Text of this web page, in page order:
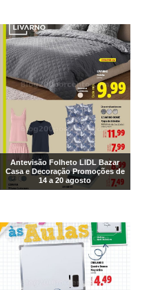
Antevisão Folheto LIDL Bazar
Casa e Decoração Promoções de
14 a 20 agosto